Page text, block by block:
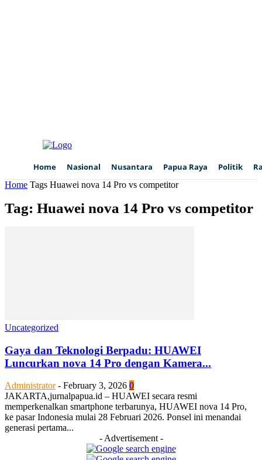
Home Nasional Nusantara Papua Raya Politik
Home Tags Huawei nova 14 Pro vs competitor
Tag: Huawei nova 14 Pro vs competitor
Uncategorized
Gaya dan Teknologi Berpadu: HUAWEI
Luncurkan nova 14 Pro dengan Kamera...
Administrator - February 3, 2026 0
JAKARTA,jurnalpapua.id – HUAWEI secara resmi
memperkenalkan smartphone terbarunya, HUAWEI nova 14 Pro,
ke pasar Indonesia mulai 28 Februari 2026. Ponsel ini menandai
generasi pertama...
- Advertisement -